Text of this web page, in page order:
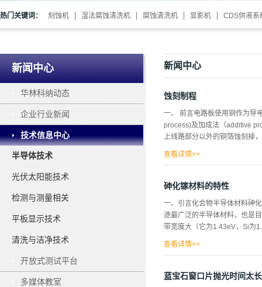
热门关键词： 刻蚀机 湿法腐蚀清洗机 腐蚀清洗机 显影机 CDS供液系
新闻中心
华林科纳动态
企业行业新闻
技术信息中心
半导体技术
光伏太阳能技术
检测与测量相关
平板显示技术
清洗与洁净技术
开放式测试平台
多媒体教室
新闻中心
蚀刻制程
一、 前言电路板使用铜作为导
process)及加成法（additive
上线路部分以外的铜箔蚀刻掉
为全板镀铜法（pannel plating
重要。二、 蚀刻液之分类与
层，对干膜攻击力较低；反之
大致上十分清楚；有干膜的流
要用在内层蚀刻以氯酸钠、氯
查看详情>>
砷化镓材料的特性
一、引言化合物半导体材料砷
途最广泛的半导体材料，也是
带宽度大（它为1.43eV，Si为
料，也是继硅材料之后最重要
查看详情>>
蓝宝石窗口片抛光时间太